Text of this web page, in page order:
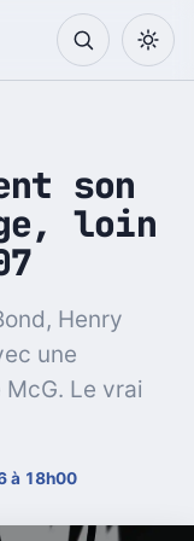
son
loin
Henry
une
McG. Le vrai
à 18h00